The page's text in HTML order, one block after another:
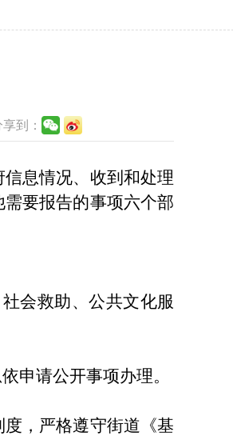
到：
息情况、收到和处理
要报告的事项六个部
会救助、公共文化服
申请公开事项办理。
，严格遵守街道《基